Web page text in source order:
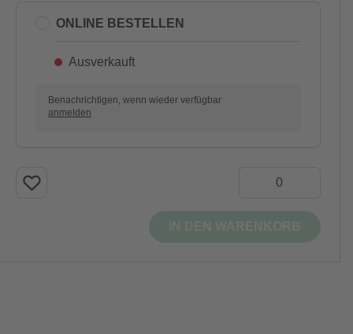
ONLINE BESTELLEN
Ausverkauft
Benachrichtigen, wenn wieder verfügbar
anmelden